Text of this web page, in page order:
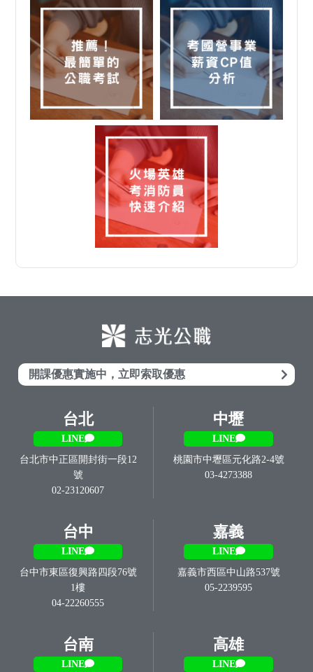
開課優惠實施中，立即索取優惠
台北
LINE
台北市中正區開封街一段12
號
02-23120607
中壢
LINE
桃園市中壢區元化路2-4號
03-4273388
台中
LINE
台中市東區復興路四段76號
1樓
04-22260555
嘉義
LINE
嘉義市西區中山路537號
05-2239595
台南
LINE
高雄
LINE